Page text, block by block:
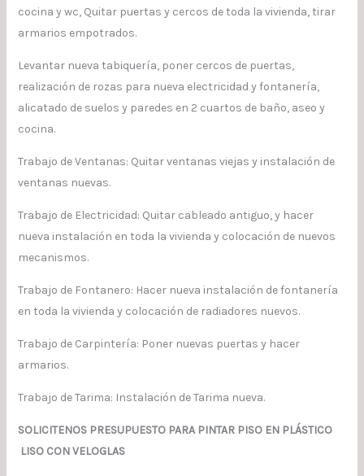
cocina y wc, Quitar puertas y cercos de toda la vivienda, tirar
armarios empotrados.
Levantar nueva tabiquería, poner cercos de puertas,
realización de rozas para nueva electricidad y fontanería,
alicatado de suelos y paredes en 2 cuartos de baño, aseo y
cocina.
Trabajo de Ventanas: Quitar ventanas viejas y instalación de
ventanas nuevas.
Trabajo de Electricidad: Quitar cableado antiguo, y hacer
nueva instalación en toda la vivienda y colocación de nuevos
mecanismos.
Trabajo de Fontanero: Hacer nueva instalación de fontanería
en toda la vivienda y colocación de radiadores nuevos.
Trabajo de Carpintería: Poner nuevas puertas y hacer
armarios.
Trabajo de Tarima: Instalación de Tarima nueva.
SOLICITENOS PRESUPUESTO PARA PINTAR PISO EN PLÁSTICO
LISO CON VELOGLAS